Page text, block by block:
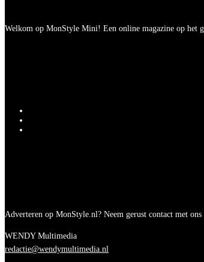
Welkom op MonStyle Mini! Een online magazine op het
Adverteren op MonStyle.nl? Neem gerust contact met
WENDY Multimedia
redactie@wendymultimedia.nl